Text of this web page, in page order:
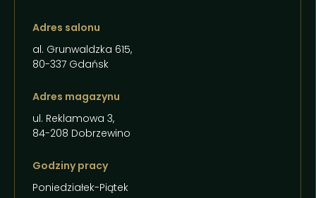
Adres salonu
al. Grunwaldzka 615,
80-337 Gdańsk
Adres magazynu
ul. Reklamowa 3,
84-208 Dobrzewino
Godziny pracy
Poniedziałek-Piątek